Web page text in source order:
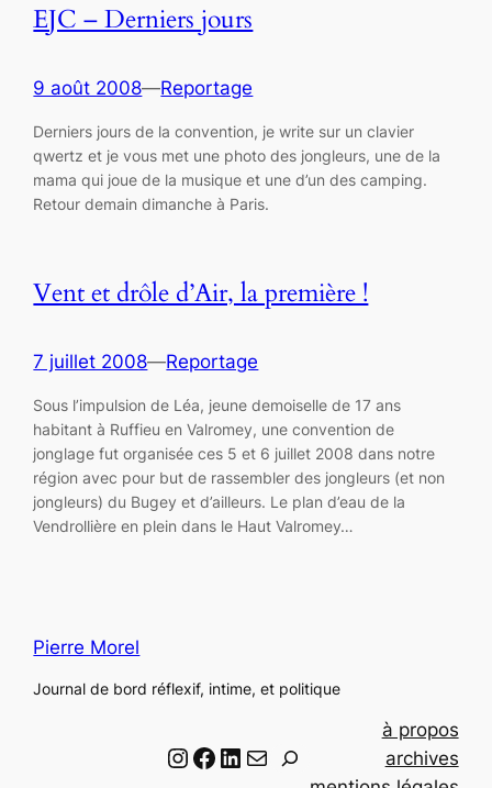
EJC – Derniers jours
9 août 2008—Reportage
Derniers jours de la convention, je write sur un clavier
qwertz et je vous met une photo des jongleurs, une de la
mama qui joue de la musique et une d’un des camping.
Retour demain dimanche à Paris.
Vent et drôle d’Air, la première !
7 juillet 2008—Reportage
Sous l’impulsion de Léa, jeune demoiselle de 17 ans
habitant à Ruffieu en Valromey, une convention de
jonglage fut organisée ces 5 et 6 juillet 2008 dans notre
région avec pour but de rassembler des jongleurs (et non
jongleurs) du Bugey et d’ailleurs. Le plan d’eau de la
Vendrollière en plein dans le Haut Valromey…
Pierre Morel
Journal de bord réflexif, intime, et politique
Instagram Facebook LinkedIn Email
à propos
archives